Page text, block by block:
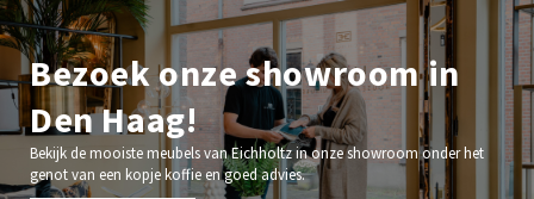
Bezoek onze showroom in
Den Haag!
Bekijk de mooiste meubels van Eichholtz in onze showroom onder het
genot van een kopje koffie en goed advies.